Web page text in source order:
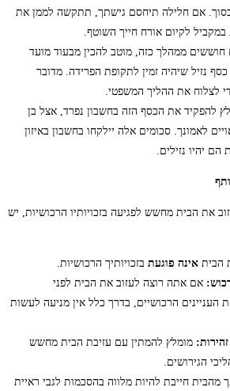
אם חלילה תיחסם גישתך, תתקשה לממן את
לקיום אורח חייך השוטף.
ממהלך כזה, מוטב להכין מבעוד מועד
נזיל שיהיה זמין לתקופת הפרידה. מדובר
לצלוח את ההליך המשפטי.
להפקיד את הכסף הזה בחשבון נפרד, אצל בן
לאמונך. סכומים אלה יילקחו בחשבון באיזון
יהיו נזילים.
את הבית מחשש לפגיעה בזכויותיו הרכושיות, יש
הבית אינה פוגעת בזכויותיך הרכושיות.
אם אתה רוצה לעזוב את הבית לפני
העניינים הרכושיים, בדרך כלל אין מניעה לעשות
מומלץ להמתין עם עזיבת הבית מחשש
הגירושים.
מהבית חייבת להיות מלווה בהסכמות לגבי ראיית